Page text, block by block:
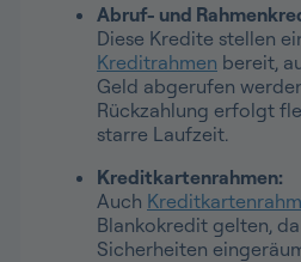
Abruf- und
Diese Kredite stellen
Kreditrahmen bereit,
Geld abgerufen
Rückzahlung erfolgt
starre Laufzeit.
Kreditkartenrahmen:
Auch
Blankokredit gelten,
Sicherheiten